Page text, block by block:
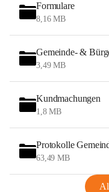
Formulare
8,16 MB
Gemeinde- &
3,49 MB
Kundmachungen
1,8 MB
Protokolle
63,49 MB